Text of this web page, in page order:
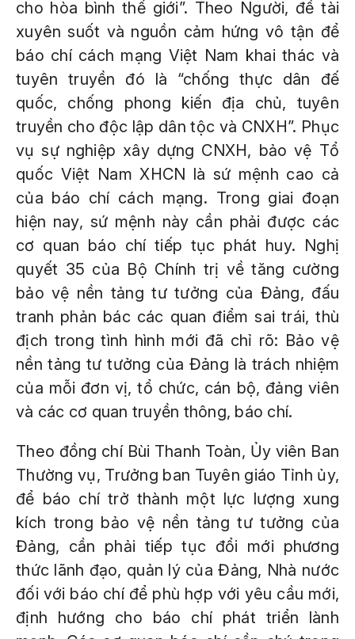
cho hòa bình thế giới”. Theo Người, đề tài
xuyên suốt và nguồn cảm hứng vô tận để
báo chí cách mạng Việt Nam khai thác và
tuyên truyền đó là “chống thực dân đế
quốc, chống phong kiến địa chủ, tuyên
truyền cho độc lập dân tộc và CNXH”. Phục
vụ sự nghiệp xây dựng CNXH, bảo vệ Tổ
quốc Việt Nam XHCN là sứ mệnh cao cả
của báo chí cách mạng. Trong giai đoạn
hiện nay, sứ mệnh này cần phải được các
cơ quan báo chí tiếp tục phát huy. Nghị
quyết 35 của Bộ Chính trị về tăng cường
bảo vệ nền tảng tư tưởng của Đảng, đấu
tranh phản bác các quan điểm sai trái, thù
địch trong tình hình mới đã chỉ rõ: Bảo vệ
nền tảng tư tưởng của Đảng là trách nhiệm
của mỗi đơn vị, tổ chức, cán bộ, đảng viên
và các cơ quan truyền thông, báo chí.
Theo đồng chí Bùi Thanh Toàn, Ủy viên Ban
Thường vụ, Trưởng ban Tuyên giáo Tỉnh ủy,
để báo chí trở thành một lực lượng xung
kích trong bảo vệ nền tảng tư tưởng của
Đảng, cần phải tiếp tục đổi mới phương
thức lãnh đạo, quản lý của Đảng, Nhà nước
đối với báo chí để phù hợp với yêu cầu mới,
định hướng cho báo chí phát triển lành